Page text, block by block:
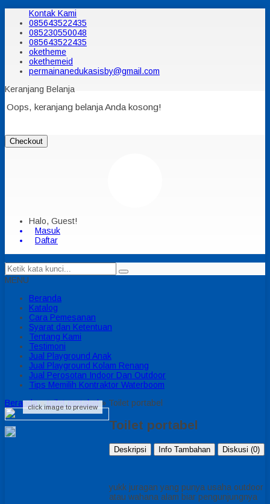
Kontak Kami
085643522435
085230550048
085643522435
oketheme
okethemeid
permainanedukasisby@gmail.com
Keranjang Belanja
Oops, keranjang belanja Anda kosong!
Checkout
Halo, Guest!
Masuk
Daftar
MENU
Beranda
Katalog
Cara Pemesanan
Syarat dan Ketentuan
Tentang Kami
Testimoni
Jual Playground Anak
Jual Playground Kolam Renang
Jual Perosotan Indoor Dan Outdoor
Tips Memilih Kontraktor Waterboom
Beranda»toilet portabel» Toilet portabel
click image to preview
Toilet portabel
Deskripsi Info Tambahan Diskusi (0)
yukk juragan yang punya usaha outdoor
atau wahana alam biar pengunjungnya